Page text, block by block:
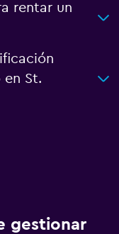
rentar un
St.
gestionar